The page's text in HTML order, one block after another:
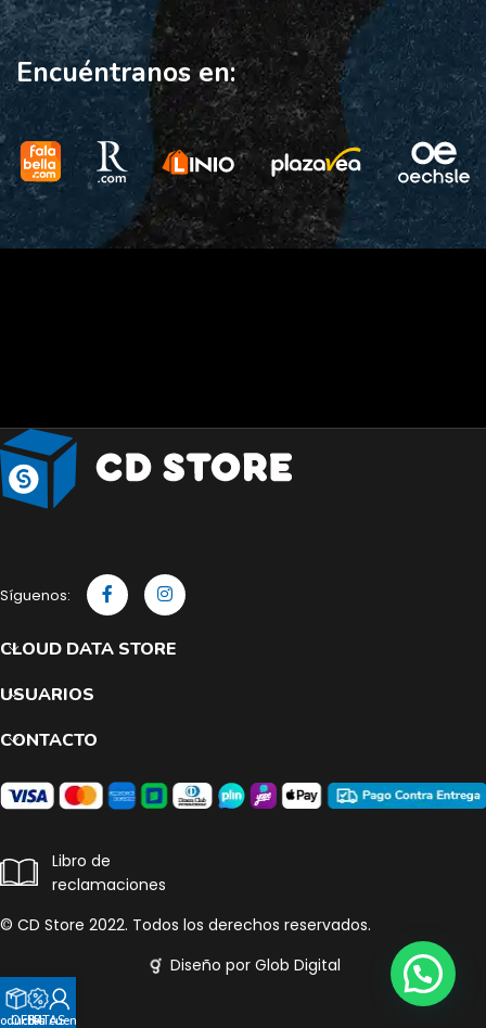
Encuéntranos en:
Síguenos:
CLOUD DATA STORE
USUARIOS
CONTACTO
Libro de
reclamaciones
© CD Store 2022. Todos los derechos reservados.
Diseño por Glob Digital
OFERTAS
Mi cuenta